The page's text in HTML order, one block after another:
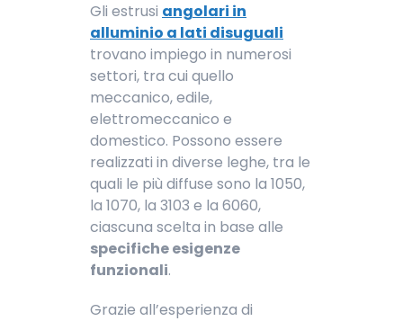
Gli estrusi angolari in
alluminio a lati disuguali
trovano impiego in numerosi
settori, tra cui quello
meccanico, edile,
elettromeccanico e
domestico. Possono essere
realizzati in diverse leghe, tra le
quali le più diffuse sono la 1050,
la 1070, la 3103 e la 6060,
ciascuna scelta in base alle
specifiche esigenze
funzionali.
Grazie all’esperienza di